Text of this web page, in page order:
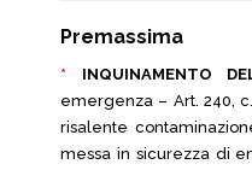
Premassima
* INQUINAMENTO
emergenza – Art. 240,
risalente
messa in sicurezza di